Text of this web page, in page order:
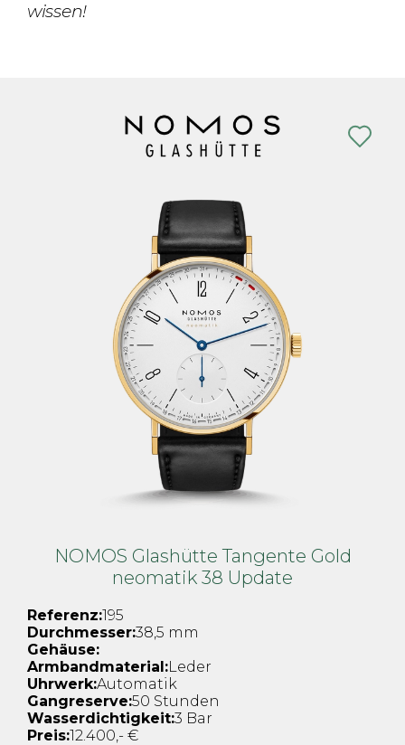
wissen!
NOMOS Glashütte Tangente Gold
neomatik 38 Update
Referenz:195
Durchmesser:38,5 mm
Gehäuse:
Armbandmaterial:Leder
Uhrwerk:Automatik
Gangreserve:50 Stunden
Wasserdichtigkeit:3 Bar
Preis:12.400,- €